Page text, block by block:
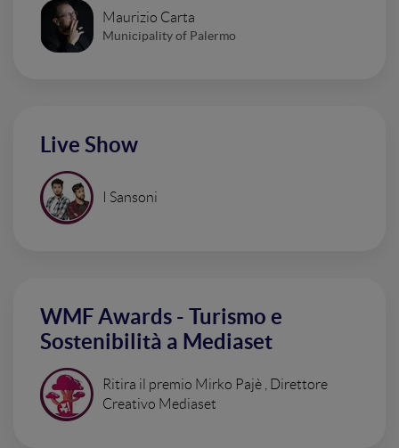
Maurizio Carta
Municipality of Palermo
Live Show
I Sansoni
WMF Awards - Turismo e
Sostenibilità a Mediaset
Ritira il premio Mirko Pajè , Direttore
Creativo Mediaset